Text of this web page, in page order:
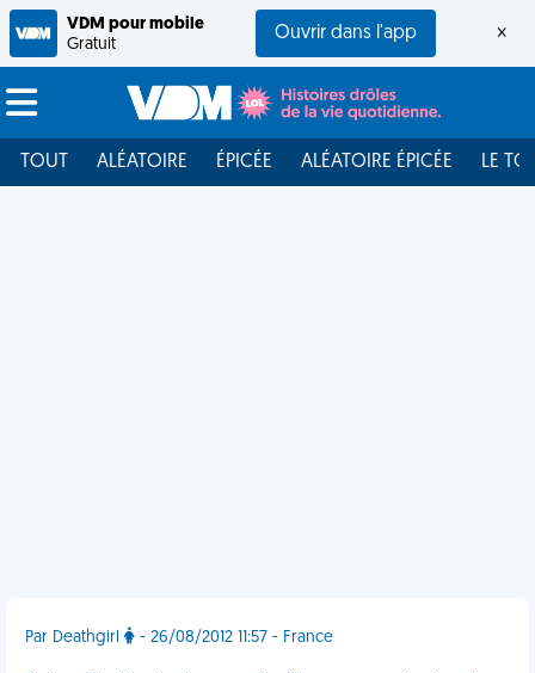
VDM pour mobile
Gratuit
Ouvrir dans l'app ×
TOUT ALÉATOIRE ÉPICÉE ALÉATOIRE ÉPICÉE LE
Par Deathgirl - 26/08/2012 11:57 - France